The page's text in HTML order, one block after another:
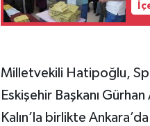
Milletvekili Hatipoğlu,
Eskişehir Başkanı
Kalın’la birlikte